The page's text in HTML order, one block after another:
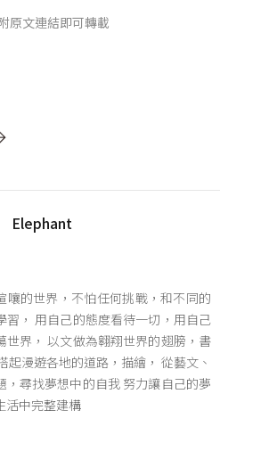
原文連結即可轉載
Elephant
嚷的世界，不怕任何挑戰，和不同的
習， 用自己的態度看待一切，用自己
世界， 以文做為翱翔世界的翅膀，書
起漫遊各地的道路，描繪， 從藝文、
，尋找夢想中的自我 努力讓自己的夢
活中完整建構